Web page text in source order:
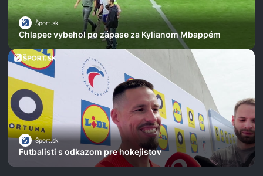
Šport.sk
Chlapec vybehol po zápase za Kylianom Mbappém
Šport.sk
Futbalisti s odkazom pre hokejistov